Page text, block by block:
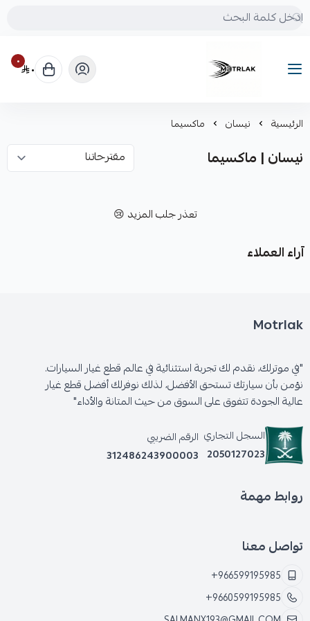
Motrlak
٠ ٠
الرئيسية نيسان ماكسيما
نيسان | ماكسيما
تعذر جلب المزيد 😢
آراء العملاء
Motrlak
"في موترلك، نقدم لك تجربة استثنائية في عالم قطع غيار السيارات.
نؤمن بأن سيارتك تستحق الأفضل، لذلك نوفرلك أفضل قطع غيار
عالية الجودة تتفوق على السوق من حيث المتانة والأداء"
السجل التجاري
2050127023
الرقم الضريبي
312486243900003
روابط مهمة
تواصل معنا
+966599195985
+9660599195985